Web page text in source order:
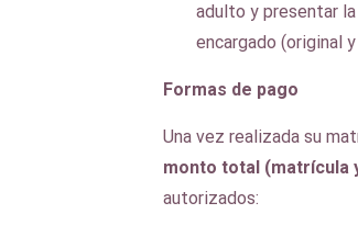
adulto y presentar
encargado (original
Formas de pago
Una vez realizada su
monto total (matrícula
autorizados: